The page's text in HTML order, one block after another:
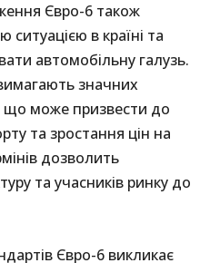
Євро-6 також
ситуацією в країні та
автомобільну галузь.
значних
що може призвести до
та зростання цін на
дозволить
та учасників ринку до
Євро-6 викликає